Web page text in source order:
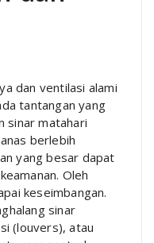
dan ventilasi alami
tantangan yang
sinar matahari
berlebih
yang besar dapat
Oleh
keseimbangan.
sinar
(louvers), atau